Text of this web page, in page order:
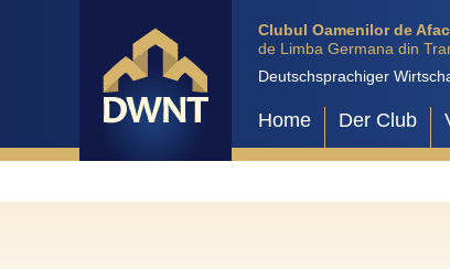
Clubul Oamenilor de
de Limba Germana din
Deutschsprachiger
Home Der Club